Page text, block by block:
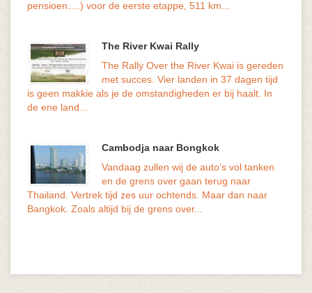
pensioen….) voor de eerste etappe, 511 km...
The River Kwai Rally
The Rally Over the River Kwai is gereden
met succes. Vier landen in 37 dagen tijd
is geen makkie als je de omstandigheden er bij haalt. In
de ene land...
Cambodja naar Bongkok
Vandaag zullen wij de auto’s vol tanken
en de grens over gaan terug naar
Thailand. Vertrek tijd zes uur ochtends. Maar dan naar
Bangkok. Zoals altijd bij de grens over...
De...